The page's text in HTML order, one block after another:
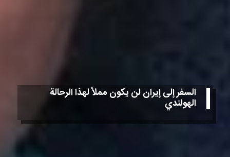
السفر إلى إيران لن يكون مملاً لهذا الرحالة
الهولندي